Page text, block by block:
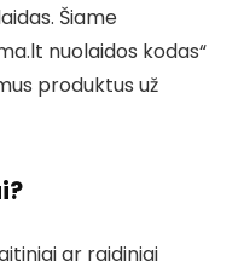
Šiame
nuolaidos kodas“
produktus už
ar raidiniai